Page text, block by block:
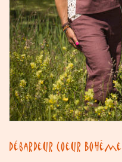
Débardeur Coeur Bohème